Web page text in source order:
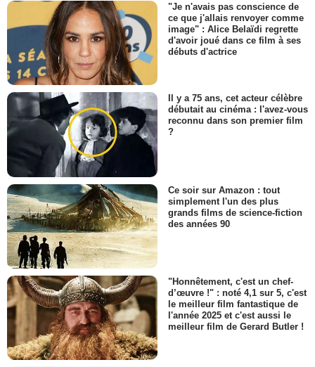
"Je n'avais pas conscience de
ce que j'allais renvoyer comme
image" : Alice Belaïdi regrette
d'avoir joué dans ce film à ses
débuts d'actrice
Il y a 75 ans, cet acteur célèbre
débutait au cinéma : l'avez-vous
reconnu dans son premier film
?
Ce soir sur Amazon : tout
simplement l'un des plus
grands films de science-fiction
des années 90
"Honnêtement, c'est un chef-
d’œuvre !" : noté 4,1 sur 5, c'est
le meilleur film fantastique de
l'année 2025 et c'est aussi le
meilleur film de Gerard Butler !